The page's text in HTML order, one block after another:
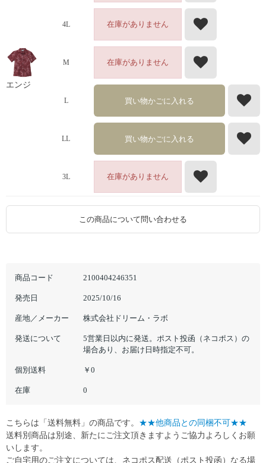
商品コード 2100404246351
発売日 2025/10/16
産地／メーカー 株式会社ドリーム・ラボ
発送について
5営業日以内に発送。ポスト投函（ネコポス）の
場合あり、お届け日時指定不可。
個別送料 ￥0
在庫 0
4L 在庫がありません
エンジ
M 在庫がありません
L 買い物かごに入れる
LL 買い物かごに入れる
3L 在庫がありません
この商品について問い合わせる
こちらは「送料無料」の商品です。 ★★他商品との同梱不可★★
送料別商品は別途、新たにご注文頂きますようご協力よろしくお願
いします。
ご自宅用のご注文については、ネコポス配送（ポスト投函）なる場